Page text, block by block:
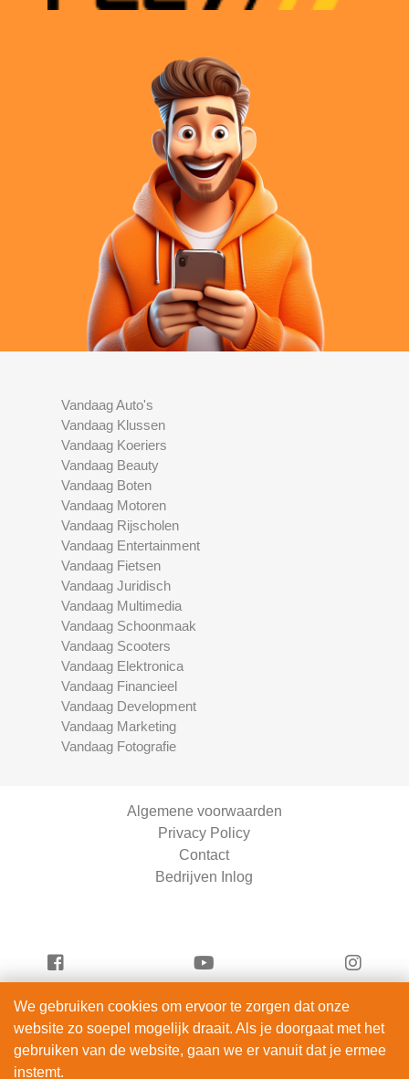
Vandaag Auto's
Vandaag Klussen
Vandaag Koeriers
Vandaag Beauty
Vandaag Boten
Vandaag Motoren
Vandaag Rijscholen
Vandaag Entertainment
Vandaag Fietsen
Vandaag Juridisch
Vandaag Multimedia
Vandaag Schoonmaak
Vandaag Scooters
Vandaag Elektronica
Vandaag Financieel
Vandaag Development
Vandaag Marketing
Vandaag Fotografie
Algemene voorwaarden
Privacy Policy
Contact
Bedrijven Inlog
Vandaag Fietsen is onderdeel van
ServiceRight B.V. | KVK 90914872
We gebruiken cookies om ervoor te zorgen dat onze
website zo soepel mogelijk draait. Als je doorgaat met het
gebruiken van de website, gaan we er vanuit dat je ermee
instemt.